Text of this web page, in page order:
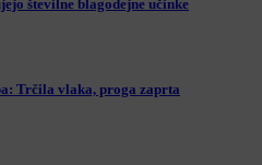
številne blagodejne učinke
Trčila vlaka, proga zaprta